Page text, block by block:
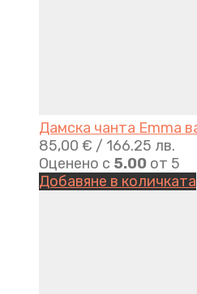
Дамска чанта Emma
85,00 € / 166.25 лв.
Оценено с 5.00 от 5
Добавяне в количката